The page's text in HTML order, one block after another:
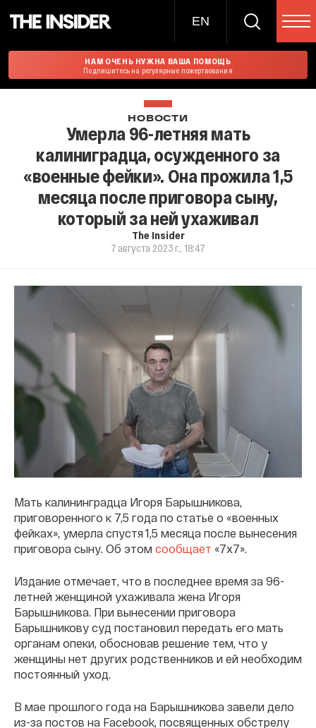
EN
НАМ ОЧЕНЬ НУЖНА ВАША ПОМОЩЬ
Подпишитесь на регулярные пожертвования
НОВОСТИ
Умерла 96-летняя мать
калиниградца, осужденного за
«военные фейки». Она прожила 1,5
месяца после приговора сыну,
который за ней ухаживал
The Insider
7 августа 2023 г., 18:47
Мать калининградца Игоря Барышникова,
приговоренного к 7,5 года по статье о «военных
фейках», умерла спустя 1,5 месяца после вынесения
приговора сыну. Об этом сообщает «7х7».
Издание отмечает, что в последнее время за 96-
летней женщиной ухаживала жена Игоря
Барышникова. При вынесении приговора
Барышникову суд постановил передать его мать
органам опеки, обосновав решение тем, что у
женщины нет других родственников и ей необходим
постоянный уход.
В мае прошлого года на Барышникова завели дело
из-за постов на Facebook, посвященных обстрелу